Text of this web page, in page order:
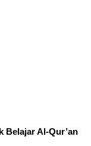
Belajar Al-Qur’an